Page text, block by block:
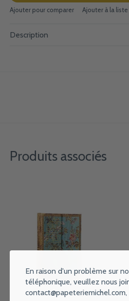
Ajouter pour comparer Ajouter à la
Description
Produits associés
En raison d'un problème sur
téléphonique, veuillez nous
contact@papeteriemichel.com